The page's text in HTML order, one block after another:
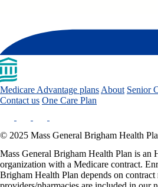
Medicare Advantage plans About Senior
Contact us One Care Plan
© 2025 Mass General Brigham Health
Mass General Brigham Health Plan is an
organization with a Medicare contract.
Brigham Health Plan depends on